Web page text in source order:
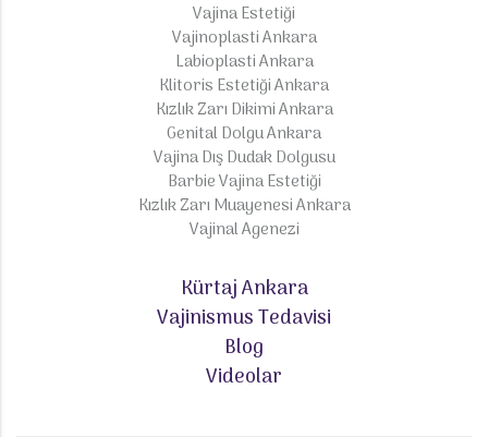
Vajina Estetiği
Vajinoplasti Ankara
Labioplasti Ankara
Klitoris Estetiği Ankara
Kızlık Zarı Dikimi Ankara
Genital Dolgu Ankara
Vajina Dış Dudak Dolgusu
Barbie Vajina Estetiği
Kızlık Zarı Muayenesi Ankara
Vajinal Agenezi
Kürtaj Ankara
Vajinismus Tedavisi
Blog
Videolar